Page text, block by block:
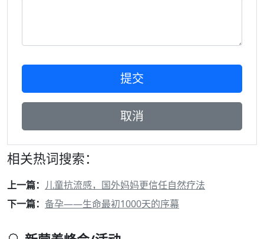
相关热词搜索：
上一篇： 儿童抗流感，国外妈妈更信任自然疗法
下一篇： 备孕——生命最初1000天的序幕